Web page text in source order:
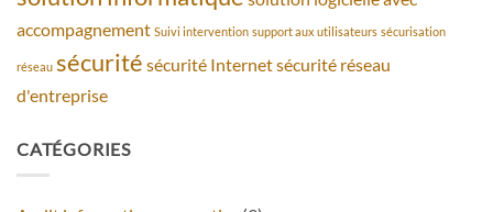
accompagnement Suivi intervention support aux utilisateurs sécurisation
réseau sécurité sécurité Internetsécurité réseau
d'entreprise
CATÉGORIES